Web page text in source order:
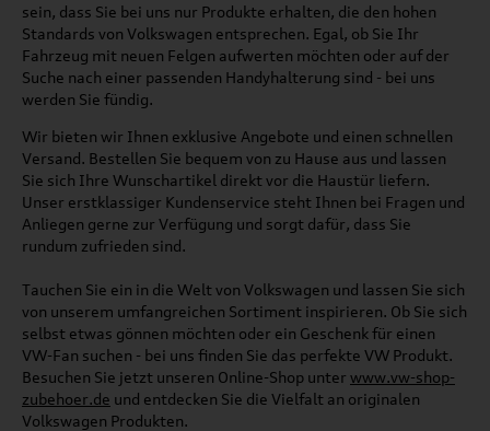
sein, dass Sie bei uns nur Produkte erhalten, die den hohen
Standards von Volkswagen entsprechen. Egal, ob Sie Ihr
Fahrzeug mit neuen Felgen aufwerten möchten oder auf der
Suche nach einer passenden Handyhalterung sind - bei uns
werden Sie fündig.
Wir bieten wir Ihnen exklusive Angebote und einen schnellen
Versand. Bestellen Sie bequem von zu Hause aus und lassen
Sie sich Ihre Wunschartikel direkt vor die Haustür liefern.
Unser erstklassiger Kundenservice steht Ihnen bei Fragen und
Anliegen gerne zur Verfügung und sorgt dafür, dass Sie
rundum zufrieden sind.
Tauchen Sie ein in die Welt von Volkswagen und lassen Sie sich
von unserem umfangreichen Sortiment inspirieren. Ob Sie sich
selbst etwas gönnen möchten oder ein Geschenk für einen
VW-Fan suchen - bei uns finden Sie das perfekte VW Produkt.
Besuchen Sie jetzt unseren Online-Shop unter www.vw-shop-
zubehoer.de und entdecken Sie die Vielfalt an originalen
Volkswagen Produkten.